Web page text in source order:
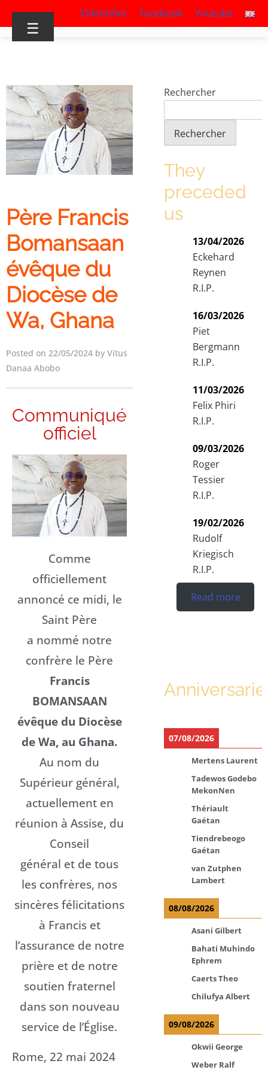
S’identifier Facebook Youtube
☰
Père Francis
Bomansaan
évêque du
Diocèse de
Wa, Ghana
Posted on 22/05/2024 by Vitus
Danaa Abobo
Communiqué
officiel
Comme
officiellement
annoncé ce midi, le
Saint Père
a nommé notre
confrère le Père
Francis
BOMANSAAN
évêque du Diocèse
de Wa, au Ghana.
Au nom du
Supérieur général,
actuellement en
réunion à Assise, du
Conseil
général et de tous
les confrères, nos
sincères félicitations
à Francis et
l’assurance de notre
prière et de notre
soutien fraternel
dans son nouveau
service de l’Église.
Rome, 22 mai 2024
Rechercher
Rechercher
They
preceded
us
13/04/2026
Eckehard
Reynen
R.I.P.
16/03/2026
Piet
Bergmann
R.I.P.
11/03/2026
Felix Phiri
R.I.P.
09/03/2026
Roger
Tessier
R.I.P.
19/02/2026
Rudolf
Kriegisch
R.I.P.
Read more
07/08/2026
Mertens Laurent
Tadewos Godebo
MekonNen
Thériault
Gaétan
Tiendrebeogo
Gaétan
van Zutphen
Lambert
08/08/2026
Asani Gilbert
Bahati Muhindo
Ephrem
Caerts Theo
Chilufya Albert
09/08/2026
Okwii George
Weber Ralf